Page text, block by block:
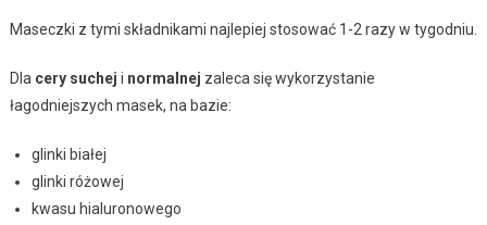
Maseczki z tymi składnikami najlepiej stosować 1-2 razy w tygodniu.
Dla cery suchej i normalnej zaleca się wykorzystanie
łagodniejszych masek, na bazie:
glinki białej
glinki różowej
kwasu hialuronowego